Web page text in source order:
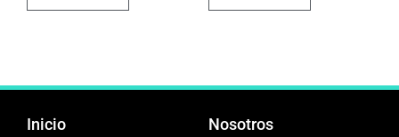
Inicio Nosotros